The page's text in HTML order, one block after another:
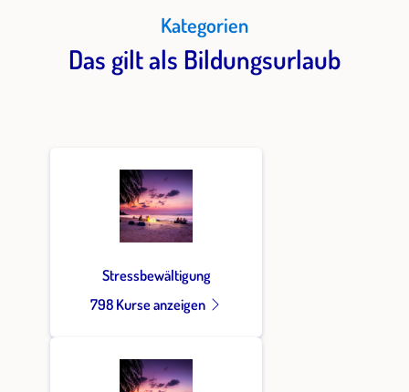
Kategorien
Das gilt als Bildungsurlaub
Stressbewältigung
798 Kurse anzeigen